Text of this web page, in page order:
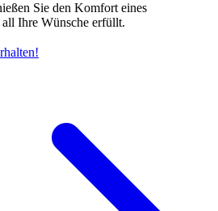
Sie den Komfort eines
all Ihre Wünsche erfüllt.